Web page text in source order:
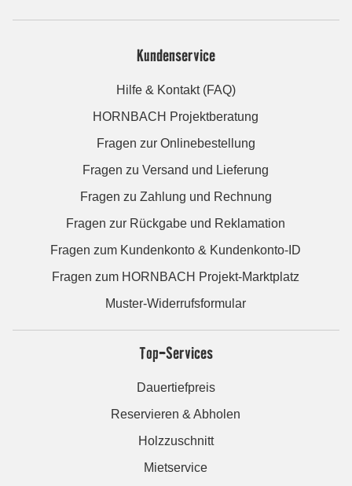
Kundenservice
Hilfe & Kontakt (FAQ)
HORNBACH Projektberatung
Fragen zur Onlinebestellung
Fragen zu Versand und Lieferung
Fragen zu Zahlung und Rechnung
Fragen zur Rückgabe und Reklamation
Fragen zum Kundenkonto & Kundenkonto-ID
Fragen zum HORNBACH Projekt-Marktplatz
Muster-Widerrufsformular
Top-Services
Dauertiefpreis
Reservieren & Abholen
Holzzuschnitt
Mietservice